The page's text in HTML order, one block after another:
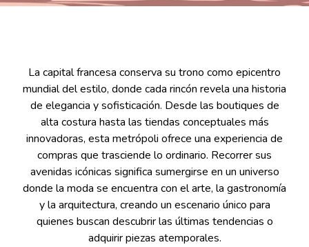
La capital francesa conserva su trono como epicentro
mundial del estilo, donde cada rincón revela una historia
de elegancia y sofisticación. Desde las boutiques de
alta costura hasta las tiendas conceptuales más
innovadoras, esta metrópoli ofrece una experiencia de
compras que trasciende lo ordinario. Recorrer sus
avenidas icónicas significa sumergirse en un universo
donde la moda se encuentra con el arte, la gastronomía
y la arquitectura, creando un escenario único para
quienes buscan descubrir las últimas tendencias o
adquirir piezas atemporales.